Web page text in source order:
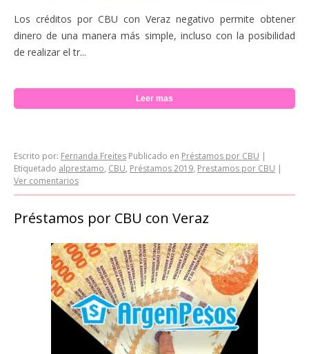
Los créditos por CBU con Veraz negativo permite obtener
dinero de una manera más simple, incluso con la posibilidad
de realizar el tr...
Leer mas
Escrito por: Fernanda Freites Publicado en Préstamos por CBU |
Etiquetado alprestamo, CBU, Préstamos 2019, Prestamos por CBU |
Ver comentarios
Préstamos por CBU con Veraz